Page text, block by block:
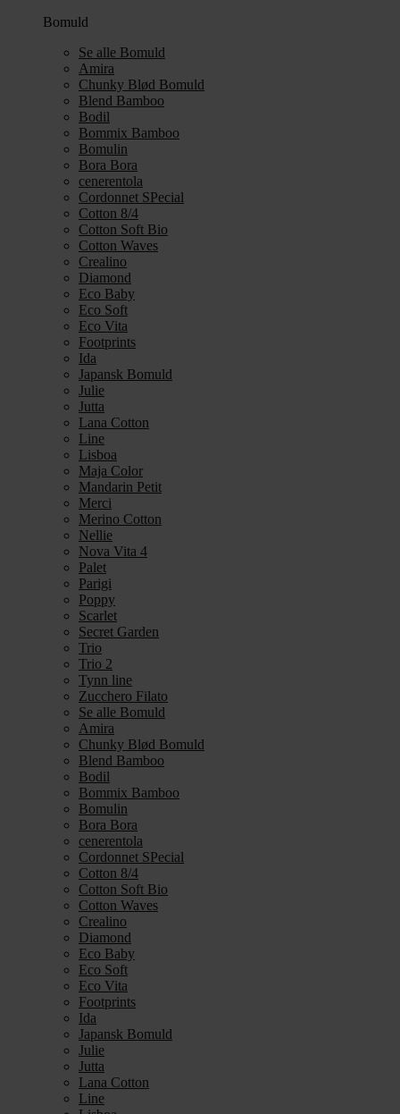
Bomuld
Se alle Bomuld
Amira
Chunky Blød Bomuld
Blend Bamboo
Bodil
Bommix Bamboo
Bomulin
Bora Bora
cenerentola
Cordonnet SPecial
Cotton 8/4
Cotton Soft Bio
Cotton Waves
Crealino
Diamond
Eco Baby
Eco Soft
Eco Vita
Footprints
Ida
Japansk Bomuld
Julie
Jutta
Lana Cotton
Line
Lisboa
Maja Color
Mandarin Petit
Merci
Merino Cotton
Nellie
Nova Vita 4
Palet
Parigi
Poppy
Scarlet
Secret Garden
Trio
Trio 2
Tynn line
Zucchero Filato
Se alle Bomuld
Amira
Chunky Blød Bomuld
Blend Bamboo
Bodil
Bommix Bamboo
Bomulin
Bora Bora
cenerentola
Cordonnet SPecial
Cotton 8/4
Cotton Soft Bio
Cotton Waves
Crealino
Diamond
Eco Baby
Eco Soft
Eco Vita
Footprints
Ida
Japansk Bomuld
Julie
Jutta
Lana Cotton
Line